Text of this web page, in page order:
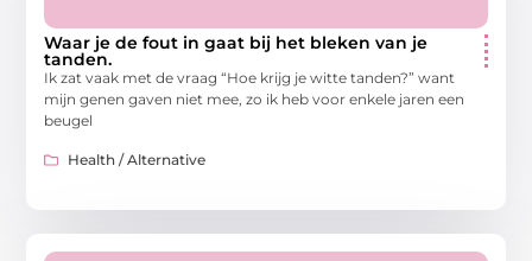
Waar je de fout in gaat bij het bleken van je
tanden.
Ik zat vaak met de vraag “Hoe krijg je witte tanden?” want
mijn genen gaven niet mee, zo ik heb voor enkele jaren een
beugel
Health / Alternative